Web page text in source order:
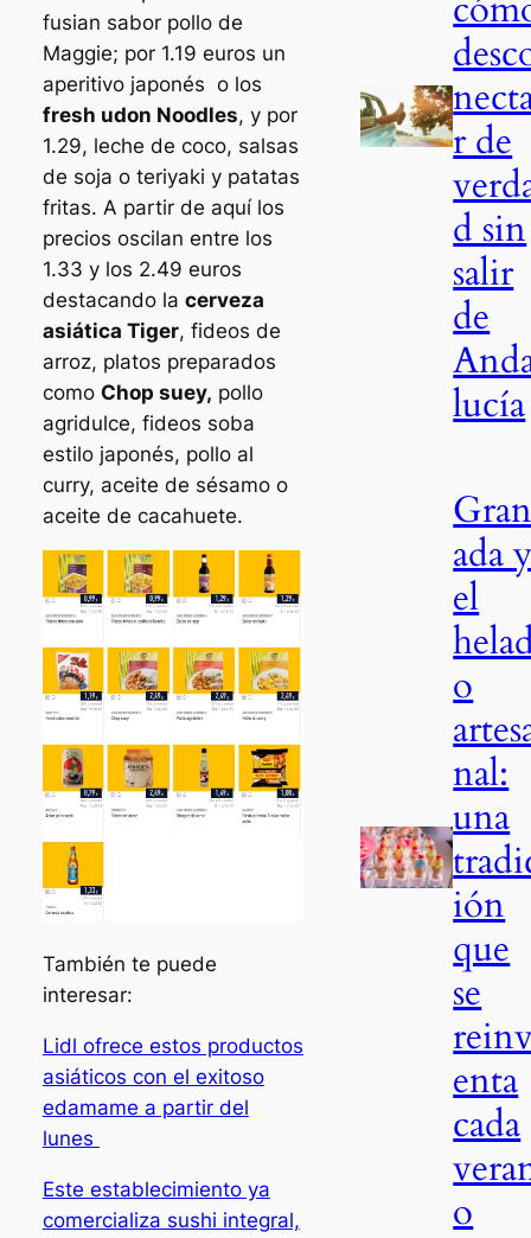
fusian sabor pollo de
Maggie; por 1.19 euros un
aperitivo japonés o los
fresh udon Noodles, y por
1.29, leche de coco, salsas
de soja o teriyaki y patatas
fritas. A partir de aquí los
precios oscilan entre los
1.33 y los 2.49 euros
destacando la cerveza
asiática Tiger, fideos de
arroz, platos preparados
como Chop suey, pollo
agridulce, fideos soba
estilo japonés, pollo al
curry, aceite de sésamo o
aceite de cacahuete.
También te puede
interesar:
Lidl ofrece estos productos
asiáticos con el exitoso
edamame a partir del
lunes
Este establecimiento ya
comercializa sushi integral,
r de
d sin
salir
de
lucía
ada
el
o
nal:
una
ión
que
se
enta
cada
o